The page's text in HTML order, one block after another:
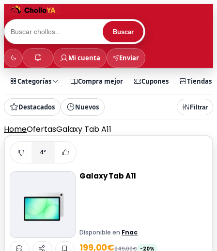
Buscar
Mi cuenta Enviar
Categorías Compra mejor Cupones Tiendas
Destacados Nuevos Filtrar
HomeOfertasGalaxy Tab A11
4°
Galaxy Tab A11
Disponible en Fnac
199,00€249,00€ -20%